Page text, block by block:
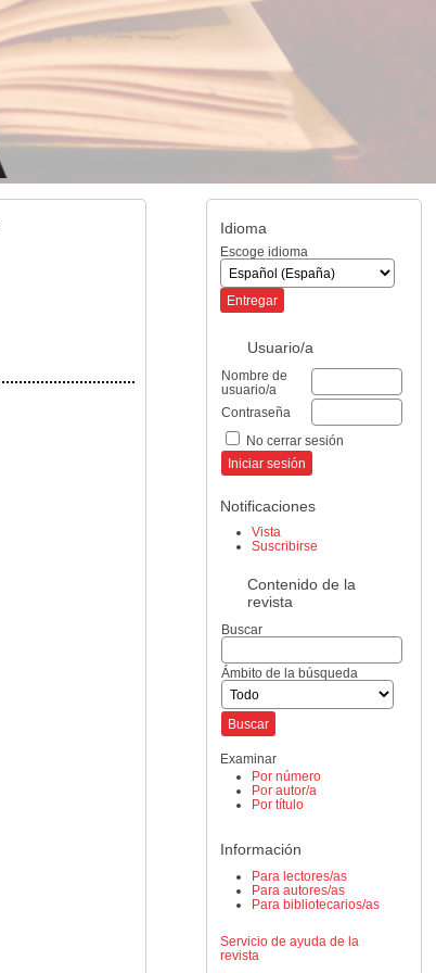
Idioma
Escoge idioma
Usuario/a
Nombre de
usuario/a
Contraseña
No cerrar sesión
Notificaciones
Vista
Suscribirse
Contenido de la
revista
Buscar
Ámbito de la búsqueda
Examinar
Por número
Por autor/a
Por título
Información
Para lectores/as
Para autores/as
Para bibliotecarios/as
Servicio de ayuda de la
revista